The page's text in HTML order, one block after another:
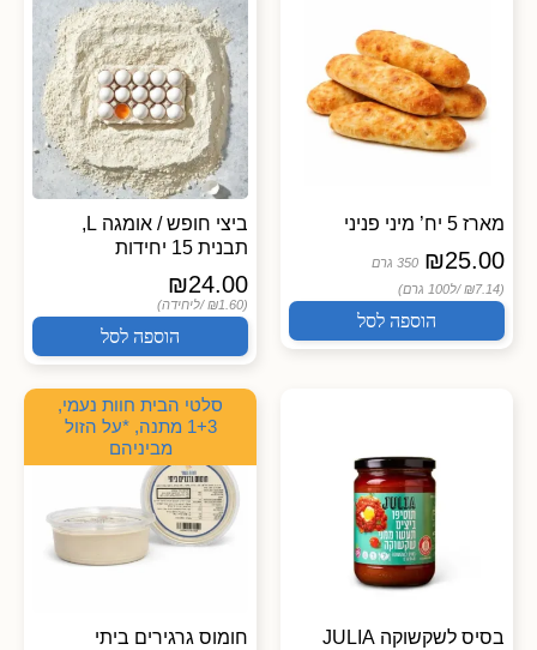
מארז 5 יח’ מיני פניני
₪25.00
350 גרם
(₪7.14 /
ל100 גרם)
הוספה לסל
ביצי חופש / אומגה L,
תבנית 15 יחידות
₪24.00
(₪1.60 / ליחידה)
הוספה לסל
בסיס לשקשוקה JULIA
סלטי הבית חוות נעמי,
1+3 מתנה, *על הזול
מביניהם
חומוס גרגירים ביתי